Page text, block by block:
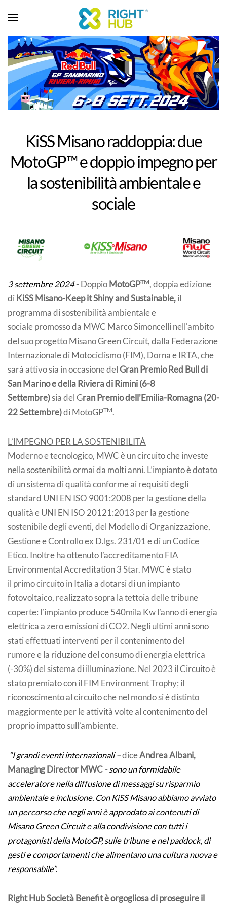
KiSS Misano raddoppia: due
MotoGP™ e doppio impegno per
la sostenibilità ambientale e
sociale
3 settembre 2024- Doppio MotoGPTM, doppia edizione
di KiSS Misano-Keep it Shiny and Sustainable, il
programma di sostenibilità ambientale e
sociale promosso da MWC Marco Simoncelli nell'ambito
del suo progetto Misano Green Circuit, dalla Federazione
Internazionale di Motociclismo (FIM), Dorna e IRTA, che
sarà attivo sia in occasione del Gran Premio Red Bull di
San Marino e della Riviera di Rimini (6-8
Settembre)sia del Gran Premio dell’Emilia-Romagna (20-
22 Settembre)di MotoGPTM.
L’IMPEGNO PER LA SOSTENIBILITÀ
Moderno e tecnologico, MWC è un circuito che investe
nella sostenibilità ormai da molti anni. L’impianto è dotato
di un sistema di qualità conforme ai requisiti degli
standard UNI EN ISO 9001:2008 per la gestione della
qualità e UNI EN ISO 20121:2013 per la gestione
sostenibile degli eventi, del Modello di Organizzazione,
Gestione e Controllo ex D.lgs. 231/01 e di un Codice
Etico. Inoltre ha ottenuto l’accreditamento FIA
Environmental Accreditation 3 Star. MWC è stato
il primo circuito in Italia a dotarsi di un impianto
fotovoltaico, realizzato sopra la tettoia delle tribune
coperte: l’impianto produce 540mila Kw l’anno di energia
elettrica a zero emissioni di CO2. Negli ultimi anni sono
stati effettuati interventi per il contenimento del
rumore e la riduzione del consumo di energia elettrica
(-30%) del sistema di illuminazione. Nel 2023 il Circuito è
stato premiato con il FIM Environment Trophy; il
riconoscimento al circuito che nel mondo si è distinto
maggiormente per le attività volte al contenimento del
proprio impatto sull’ambiente.
“I grandi eventi internazionali –diceAndrea Albani,
Managing Director MWC - sono un formidabile
acceleratore nella diffusione di messaggi su risparmio
ambientale e inclusione. Con KiSS Misano abbiamo avviato
un percorso che negli anni è approdato ai contenuti di
Misano Green Circuit e alla condivisione con tutti i
protagonisti della MotoGP, sulle tribune e nel paddock, di
gesti e comportamenti che alimentano una cultura nuova e
responsabile”.
Right Hub Società Benefit è orgogliosa di proseguire il